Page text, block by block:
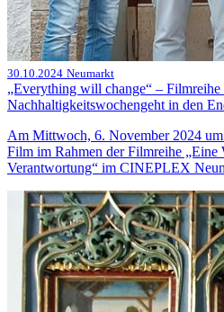
30.10.2024 Neumarkt
„Everything will change“ –
Nachhaltigkeitswochengeht in den
Am Mittwoch, 6. November 2024
Film im Rahmen der Filmreihe „Eine
Verantwortung“ im CINEPLEX